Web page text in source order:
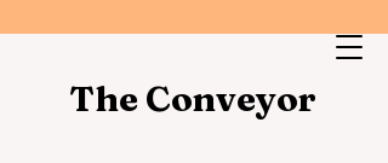
The Conveyor